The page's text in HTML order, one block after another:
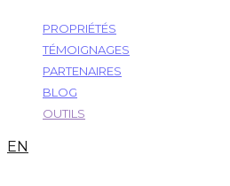
PROPRIÉTÉS
TÉMOIGNAGES
PARTENAIRES
BLOG
OUTILS
EN